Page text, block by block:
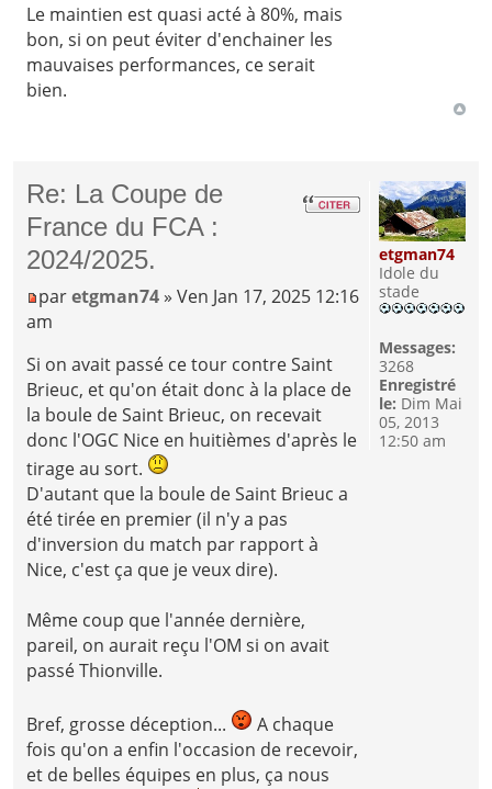
Le maintien est quasi acté à 80%, mais
bon, si on peut éviter d'enchainer les
mauvaises performances, ce serait
bien.
Re: La Coupe de
France du FCA :
2024/2025.
paretgman74 » Ven Jan 17, 2025 12:16
am
Si on avait passé ce tour contre Saint
Brieuc, et qu'on était donc à la place de
la boule de Saint Brieuc, on recevait
donc l'OGC Nice en huitièmes d'après le
tirage au sort.
D'autant que la boule de Saint Brieuc a
été tirée en premier (il n'y a pas
d'inversion du match par rapport à
Nice, c'est ça que je veux dire).
Même coup que l'année dernière,
pareil, on aurait reçu l'OM si on avait
passé Thionville.
Bref, grosse déception...
A chaque
fois qu'on a enfin l'occasion de recevoir,
et de belles équipes en plus, ça nous
etgman74
Idole du
stade
Messages:
3268
Enregistré
le: Dim Mai
05, 2013
12:50 am